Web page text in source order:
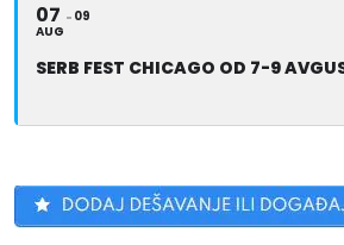
07
AUG
09
SERB FEST CHICAGO OD 7-9